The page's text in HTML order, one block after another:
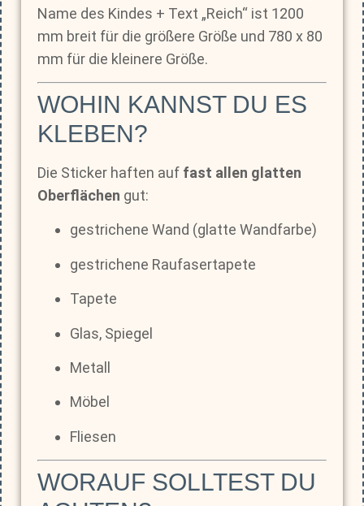
Name des Kindes + Text „Reich“ ist 1200
mm breit für die größere Größe und 780 x 80
mm für die kleinere Größe.
WOHIN KANNST DU ES
KLEBEN?
Die Sticker haften auf fast allen glatten
Oberflächen gut:
gestrichene Wand (glatte Wandfarbe)
gestrichene Raufasertapete
Tapete
Glas, Spiegel
Metall
Möbel
Fliesen
WORAUF SOLLTEST DU